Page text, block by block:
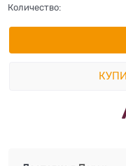
Количество: